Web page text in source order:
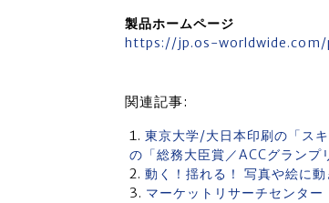
製品ホームページ
https://jp.os-
関連記事:
東京大学/大日本印刷の「ス
の「総務大臣賞／ACCグランプ
動く！揺れる！ 写真や絵に
マーケットリサーチセンタ